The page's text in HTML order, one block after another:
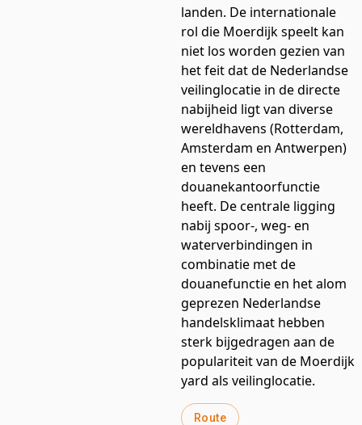
landen. De internationale
rol die Moerdijk speelt kan
niet los worden gezien van
het feit dat de Nederlandse
veilinglocatie in de directe
nabijheid ligt van diverse
wereldhavens (Rotterdam,
Amsterdam en Antwerpen)
en tevens een
douanekantoorfunctie
heeft. De centrale ligging
nabij spoor-, weg- en
waterverbindingen in
combinatie met de
douanefunctie en het alom
geprezen Nederlandse
handelsklimaat hebben
sterk bijgedragen aan de
populariteit van de Moerdijk
yard als veilinglocatie.
Route